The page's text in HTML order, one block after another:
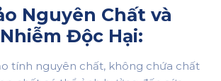
Nguyên Chất và
Độc Hại:
tính nguyên chất, không chứa chất